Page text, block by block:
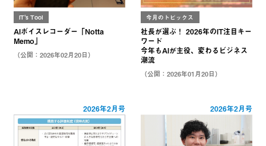
IT's Tool
AIボイスレコーダー「Notta
Memo」
（公開：2026年02月20日）
今月のトピックス
社長が選ぶ！ 2026年のIT注目キー
ワード
今年もAIが主役、変わるビジネス
潮流
（公開：2026年01月20日）
2026年2月号 2026年2月号